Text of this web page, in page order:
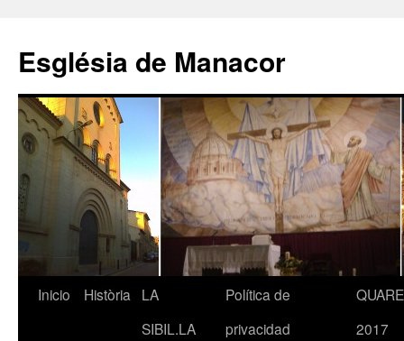
contenido
Església de Manacor
Inicio Història
LA
SIBIL.LA
Política de
privacidad
2017